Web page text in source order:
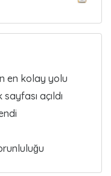
en kolay yolu
açıldı